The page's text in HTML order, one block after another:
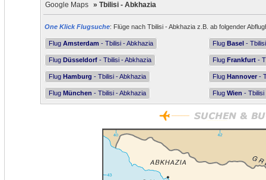
Google Maps » Tbilisi - Abkhazia
One Klick Flugsuche: Flüge nach Tbilisi - Abkhazia z.B. ab folgender
Flug Amsterdam - Tbilisi - Abkhazia Flug Basel -
Flug Düsseldorf - Tbilisi - Abkhazia Flug Frankfurt -
Flug Hamburg - Tbilisi - Abkhazia Flug Hannover -
Flug München - Tbilisi - Abkhazia Flug Wien - Tbilisi